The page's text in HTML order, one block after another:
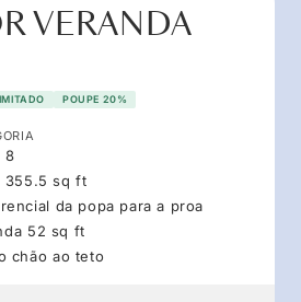
VERANDA
POUPE 20%
8
355.5 sq ft
da popa para a proa
52 sq ft
chão ao teto